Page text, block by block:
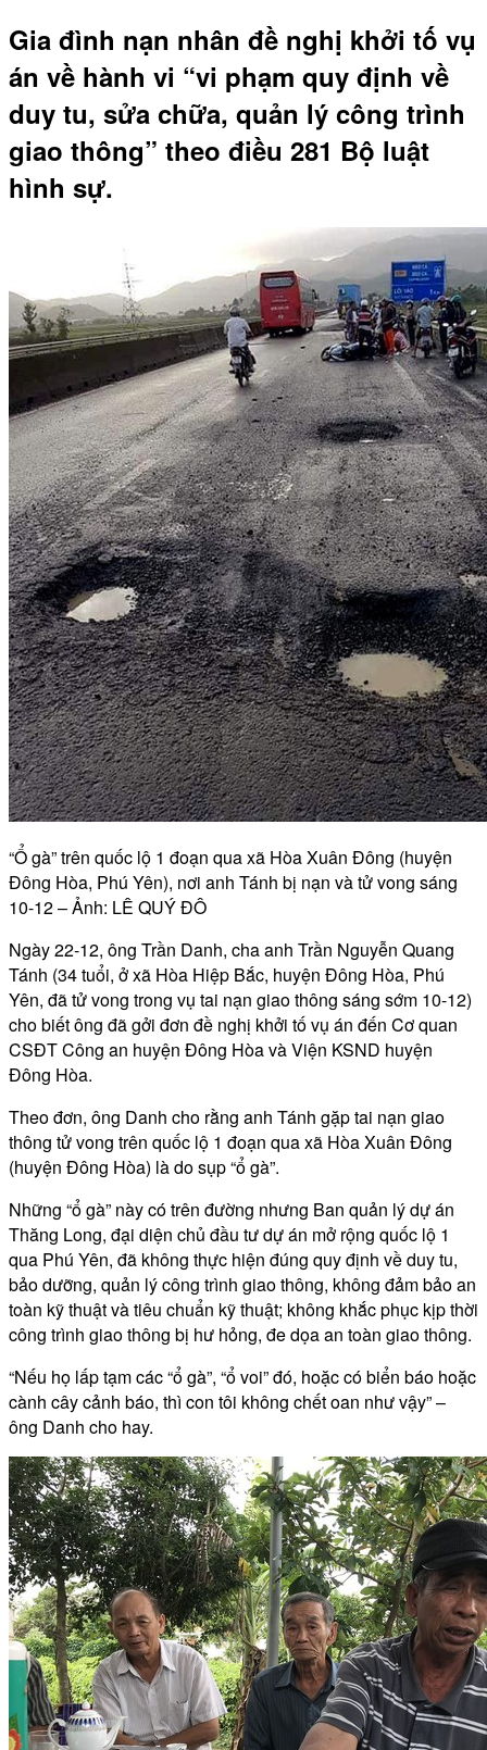
Gia đình nạn nhân đề nghị khởi tố vụ
án về hành vi “vi phạm quy định về
duy tu, sửa chữa, quản lý công trình
giao thông” theo điều 281 Bộ luật
hình sự.
“Ổ gà” trên quốc lộ 1 đoạn qua xã Hòa Xuân Đông (huyện
Đông Hòa, Phú Yên), nơi anh Tánh bị nạn và tử vong sáng
10-12 – Ảnh: LÊ QUÝ ĐÔ
Ngày 22-12, ông Trần Danh, cha anh Trần Nguyễn Quang
Tánh (34 tuổi, ở xã Hòa Hiệp Bắc, huyện Đông Hòa, Phú
Yên, đã tử vong trong vụ tai nạn giao thông sáng sớm 10-12)
cho biết ông đã gởi đơn đề nghị khởi tố vụ án đến Cơ quan
CSĐT Công an huyện Đông Hòa và Viện KSND huyện
Đông Hòa.
Theo đơn, ông Danh cho rằng anh Tánh gặp tai nạn giao
thông tử vong trên quốc lộ 1 đoạn qua xã Hòa Xuân Đông
(huyện Đông Hòa) là do sụp “ổ gà”.
Những “ổ gà” này có trên đường nhưng Ban quản lý dự án
Thăng Long, đại diện chủ đầu tư dự án mở rộng quốc lộ 1
qua Phú Yên, đã không thực hiện đúng quy định về duy tu,
bảo dưỡng, quản lý công trình giao thông, không đảm bảo an
toàn kỹ thuật và tiêu chuẩn kỹ thuật; không khắc phục kịp thời
công trình giao thông bị hư hỏng, đe dọa an toàn giao thông.
“Nếu họ lấp tạm các “ổ gà”, “ổ voi” đó, hoặc có biển báo hoặc
cành cây cảnh báo, thì con tôi không chết oan như vậy” –
ông Danh cho hay.